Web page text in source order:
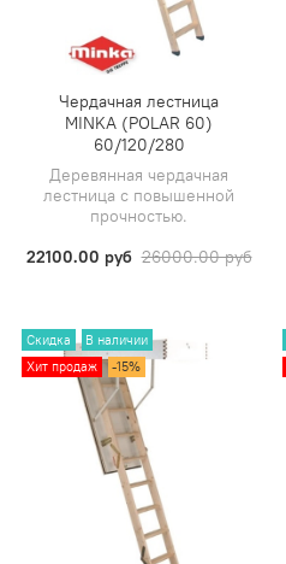
Чердачная лестница
MINKA (POLAR 60)
60/120/280
Деревянная чердачная
лестница с повышенной
прочностью.
22100.00 руб 26000.00 руб
Скидка
В наличии
Хит продаж
-15%